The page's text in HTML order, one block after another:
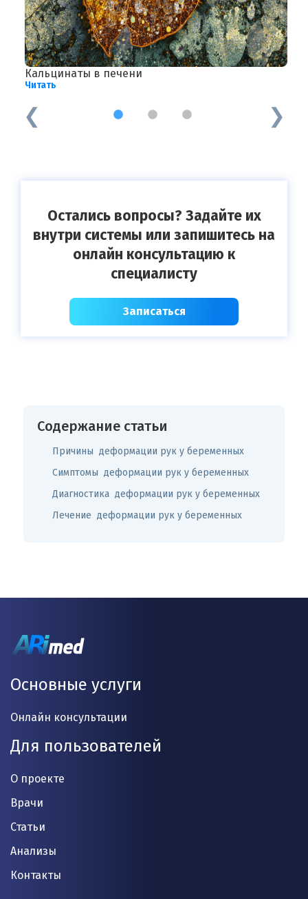
Кальцинаты в печени
Читать
1 2 3
Остались вопросы? Задайте их
внутри системы или запишитесь на
онлайн консультацию к
специалисту
Записаться
Содержание статьи
Причины деформации рук у беременных
Симптомы деформации рук у беременных
Диагностика деформации рук у беременных
Лечение деформации рук у беременных
Основные услуги
Онлайн консультации
Для пользователей
О проекте
Врачи
Статьи
Анализы
Контакты